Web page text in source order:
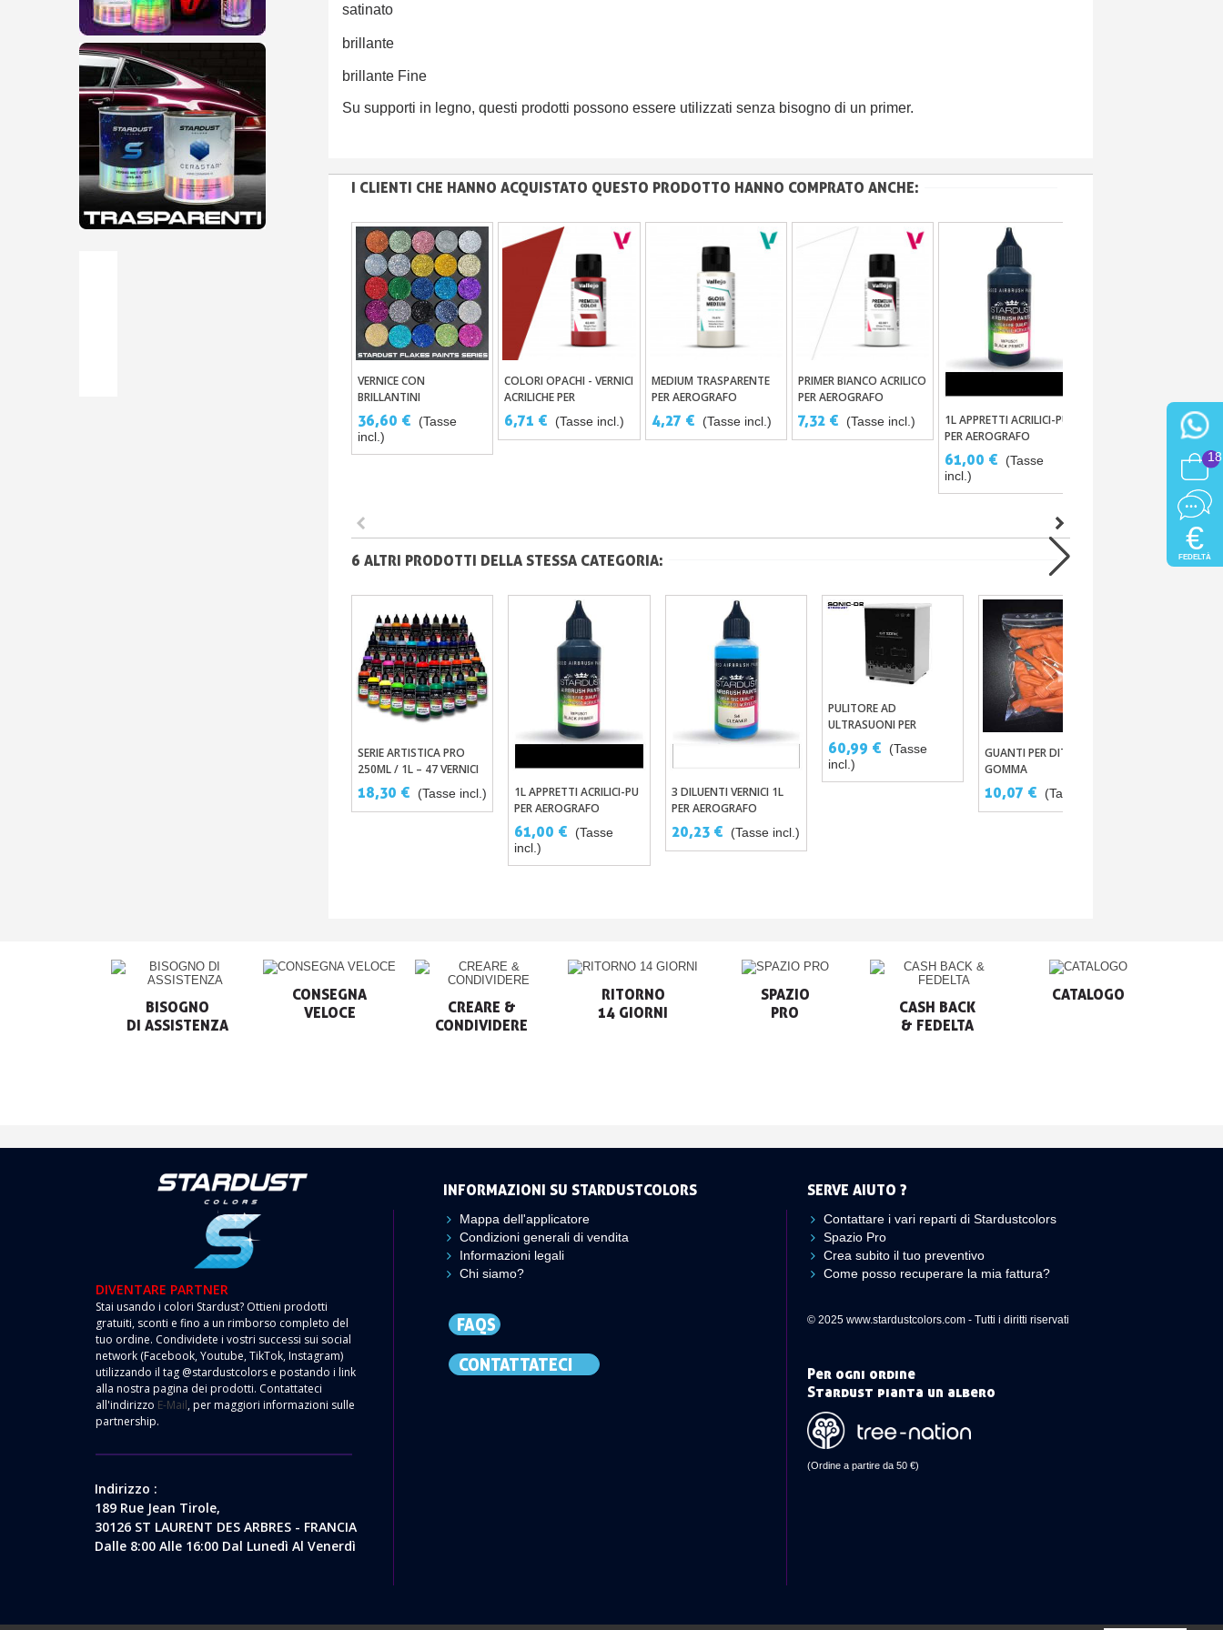
satinato
brillante
brillante Fine
Su supporti in legno, questi prodotti possono essere utilizzati senza bisogno di un primer.
I CLIENTI CHE HANNO ACQUISTATO QUESTO PRODOTTO HANNO COMPRATO ANCHE:
Aggiungi Al Carrello
VERNICE CON
BRILLANTINI
36,60 €
(Tasse
incl.)
Aggiungi Al Carrello
COLORI OPACHI - VERNICI
ACRILICHE PER
AEROGRAFO
6,71 € (Tasse incl.)
Aggiungi Al Carrello
MEDIUM TRASPARENTE
PER AEROGRAFO
4,27 € (Tasse incl.)
Aggiungi Al Carrello
PRIMER BIANCO ACRILICO
PER AEROGRAFO
7,32 € (Tasse incl.) Aggiungi Al Carrello
1L APPRETTI ACRILICI-PU
PER AEROGRAFO
61,00 €
(Tasse
incl.)
(Tasse incl.)
6 ALTRI PRODOTTI DELLA STESSA CATEGORIA:
Aggiungi Al Carrello
SERIE ARTISTICA PRO
250ML / 1L – 47 VERNICI
ACRILICHE-PU WPU
18,30 € (Tasse incl.) Aggiungi Al Carrello
1L APPRETTI ACRILICI-PU
PER AEROGRAFO
61,00 €
(Tasse
incl.)
Aggiungi Al Carrello
3 DILUENTI VERNICI 1L
PER AEROGRAFO
ACRILICI-PU
20,23 € (Tasse incl.)
Aggiungi Al Carrello
PULITORE AD
ULTRASUONI PER
AEROGRAFO MODELLO
DOMESTICO 0.6L GT-F1
E MODELLO PRO 2L GT-
60,99 €
(Tasse
incl.)
Aggiungi Al Carrello
GUANTI PER DITA IN
GOMMA
10,07 € (Tasse incl.)
BISOGNO
CONSEGNA
VELOCE
CREARE &
CONDIVIDERE
RITORNO
14 GIORNI
SPAZIO
PRO
CASH BACK
& FEDELTA
CATALOGO
DIVENTARE PARTNER
Stai usando i colori Stardust? Ottieni prodotti
gratuiti, sconti e fino a un rimborso completo del
tuo ordine. Condividete i vostri successi sui social
network (Facebook, Youtube, TikTok, Instagram)
utilizzando il tag @stardustcolors e postando i link
alla nostra pagina dei prodotti. Contattateci
all'indirizzo E-Mail, per maggiori informazioni sulle
partnership.
Indirizzo :
189 Rue Jean Tirole,
30126 ST LAURENT DES ARBRES - FRANCIA
Dalle 8:00 Alle 16:00 Dal Lunedì Al Venerdì
INFORMAZIONI SU STARDUSTCOLORS
Mappa dell'applicatore
Condizioni generali di vendita
Informazioni legali
Chi siamo?
FAQS
CONTATTATECI
SERVE AIUTO ?
Contattare i vari reparti di Stardustcolors
Spazio Pro
Crea subito il tuo preventivo
Come posso recuperare la mia fattura?
© 2025 www.stardustcolors.com - Tutti i diritti riservati
Per ogni ordine
Stardust pianta un albero
(Ordine a partire da 50 €)
18
€
FEDELTÀ